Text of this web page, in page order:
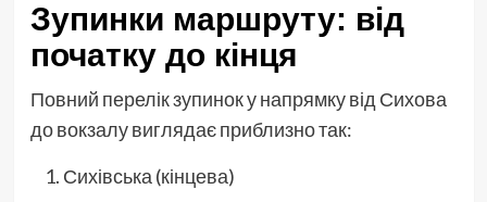
Зупинки маршруту: від
початку до кінця
Повний перелік зупинок у напрямку від Сихова
до вокзалу виглядає приблизно так:
Сихівська (кінцева)